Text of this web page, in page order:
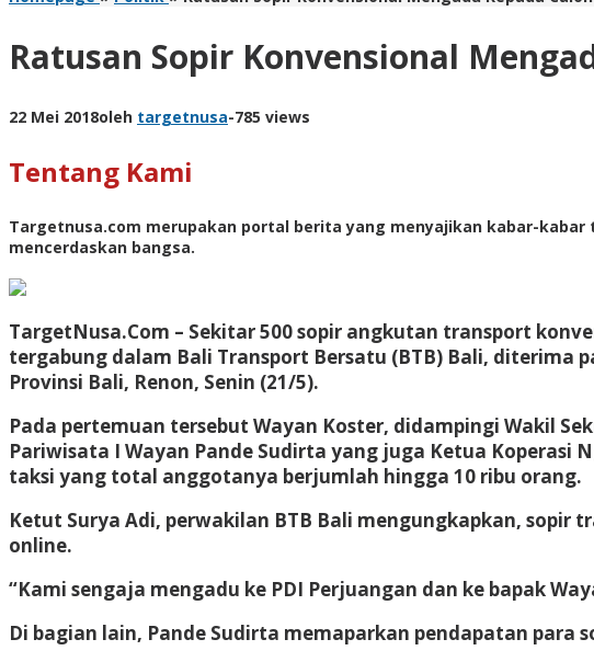
Ratusan Sopir Konvensional
22 Mei 2018oleh targetnusa-785 views
Tentang Kami
Targetnusa.com merupakan portal berita yang menyajikan kabar-
mencerdaskan bangsa.
TargetNusa.Com – Sekitar 500 sopir angkutan transport
tergabung dalam Bali Transport Bersatu (BTB) Bali, diterima
Provinsi Bali, Renon, Senin (21/5).
Pada pertemuan tersebut Wayan Koster, didampingi Wakil
Pariwisata I Wayan Pande Sudirta yang juga Ketua Koperasi
taksi yang total anggotanya berjumlah hingga 10 ribu orang.
Ketut Surya Adi, perwakilan BTB Bali mengungkapkan, sopir
online.
“Kami sengaja mengadu ke PDI Perjuangan dan ke bapak
Di bagian lain, Pande Sudirta memaparkan pendapatan para